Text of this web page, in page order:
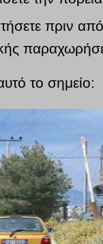
πριν
το σημείο: